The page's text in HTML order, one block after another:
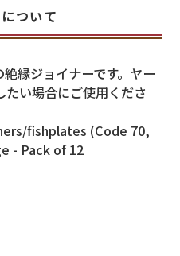
ついて
縁ジョイナーです。ヤー
たい場合にご使用くださ
fishplates (Code 70,
- Pack of 12